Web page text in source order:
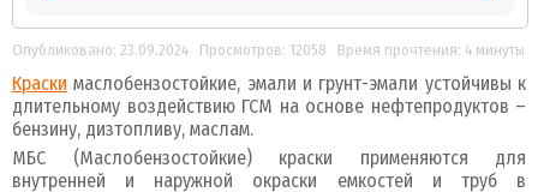
Опубликовано: 23.09.2024 Просмотров: 12058 Время прочтения: 4 минуты
Краски маслобензостойкие, эмали и грунт-эмали устойчивы к
длительному воздействию ГСМ на основе нефтепродуктов –
бензину, дизтопливу, маслам.
МБС (Маслобензостойкие) краски применяются для
внутренней и наружной окраски емкостей и труб в